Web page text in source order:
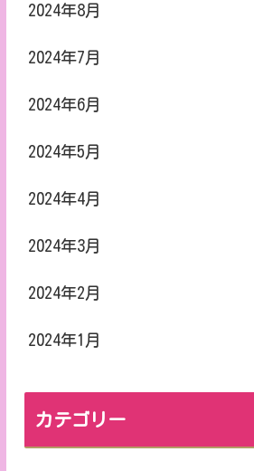
2024年8月
2024年7月
2024年6月
2024年5月
2024年4月
2024年3月
2024年2月
2024年1月
カテゴリー